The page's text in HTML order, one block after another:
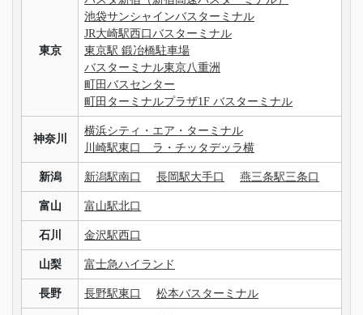
東京
池袋サンシャインバスターミナル
JR大崎駅西口バスターミナル
東京駅 鍛冶橋駐車場
バスターミナル東京八重洲
町田バスセンター
町田ターミナルプラザ1F バスターミナル
神奈川
横浜シティ・エア・ターミナル
川崎駅東口 ラ・チッタデッラ横
新潟 新潟駅南口 長岡駅大手口 燕三条駅三条口
富山 富山駅北口
石川 金沢駅西口
山梨 富士急ハイランド
長野 長野駅東口 松本バスターミナル